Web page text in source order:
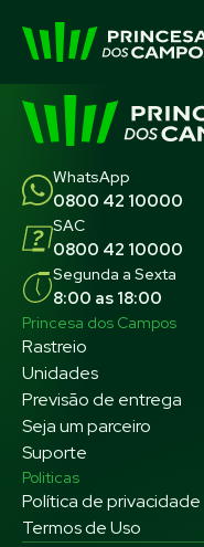
WhatsApp
0800 42 10000
SAC
0800 42 10000
Segunda a Sexta
8:00 as 18:00
Princesa dos Campos
Rastreio
Unidades
Previsão de entrega
Seja um parceiro
Suporte
Politicas
Política de privacidade
Termos de Uso